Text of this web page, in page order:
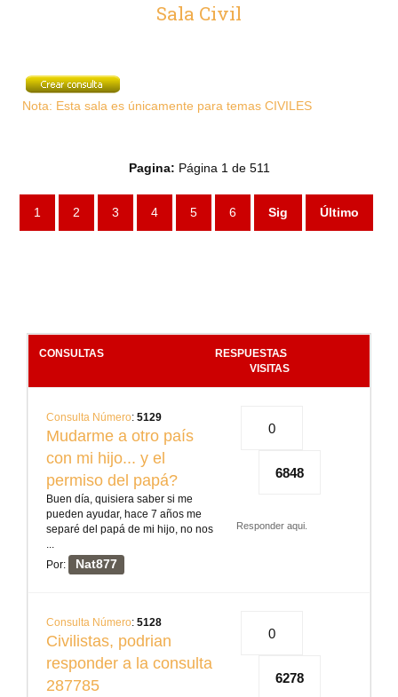
Sala Civil
Nota: Esta sala es únicamente para temas CIVILES
Pagina: Página 1 de 511
1 2 3 4 5 6 Sig Último
CONSULTAS
RESPUESTAS
VISITAS
.
Consulta Número: 5129
Mudarme a otro país
con mi hijo... y el
permiso del papá?
Buen día, quisiera saber si me
pueden ayudar, hace 7 años me
separé del papá de mi hijo, no nos
...
Por:
Nat877
0
6848
Responder aqui.
Consulta Número: 5128
Civilistas, podrian
responder a la consulta
287785
0
6278